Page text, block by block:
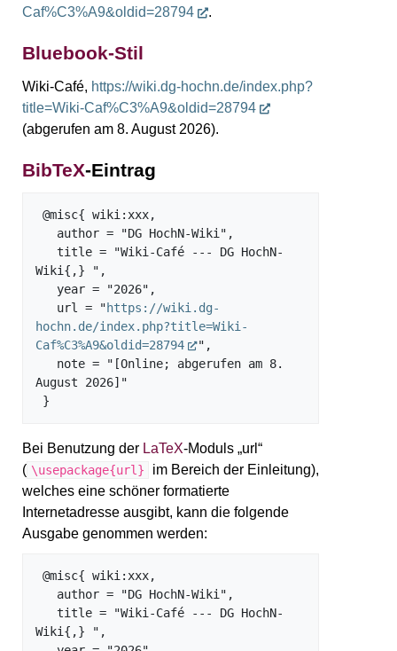
Caf%C3%A9&oldid=28794
.
Bluebook-Stil
Wiki-Café, https://wiki.dg-hochn.de/index.php?
title=Wiki-Caf%C3%A9&oldid=28794
(abgerufen am 8. August 2026).
BibTeX-Eintrag
Wiki{,} ",
   url = "
https://wiki.dg-
hochn.de/index.php?title=Wiki-
Caf%C3%A9&oldid=28794
",
August 2026]"
Bei Benutzung der LaTeX-Moduls „url“
( \usepackage{url}
im Bereich der Einleitung),
welches eine schöner formatierte
Internetadresse ausgibt, kann die folgende
Ausgabe genommen werden:
Wiki{,} ",